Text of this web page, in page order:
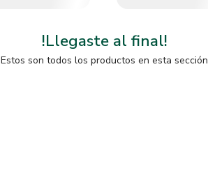
!Llegaste al final!
Estos son todos los productos en esta sección